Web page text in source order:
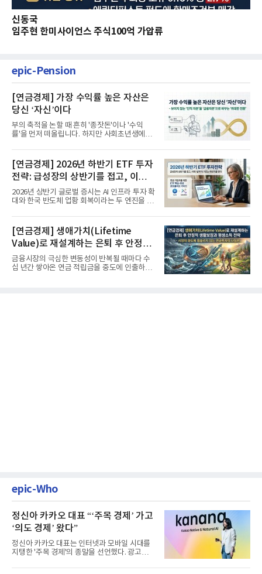
신동국
임주현 한미사이언스 주식100억 가압류
epic-Pension
[연금경제] 가장 수익률 높은 자산은
당신 ‘자신’이다
부의 축적을 논할 때 흔히 '종잣돈'이나 '수익
률'을 먼저 떠올립니다. 하지만 사회초년생에게
[연금경제] 2026년 하반기 ETF 투자
전략: 급성장의 상반기를 접고, 이제
'실적'이 가르는 하반기를 맞다
2026년 상반기 글로벌 증시는 AI 인프라 투자 확
대와 한국 반도체 업황 회복이라는 두 엔진을 달
[연금경제] 생애가치(Lifetime
Value)로 재설계하는 은퇴 후 안정적
생활보장과 평생소득 전략
금융시장의 극심한 변동성이 반복될 때마다 수
십 년간 쌓아온 연금 적립금을 중도에 인출하거
epic-Who
정신아 카카오 대표 “‘주목 경제’ 가고
‘의도 경제’ 왔다”
정신아 카카오 대표는 인터넷과 모바일 시대를
지탱한 '주목 경제'의 종말을 선언했다. 광고를